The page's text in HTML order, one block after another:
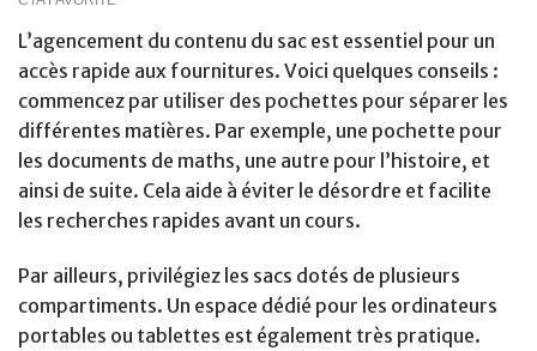
L’agencement du contenu du sac est essentiel pour un
accès rapide aux fournitures. Voici quelques conseils :
commencez par utiliser des pochettes pour séparer les
différentes matières. Par exemple, une pochette pour
les documents de maths, une autre pour l’histoire, et
ainsi de suite. Cela aide à éviter le désordre et facilite
les recherches rapides avant un cours.
Par ailleurs, privilégiez les sacs dotés de plusieurs
compartiments. Un espace dédié pour les ordinateurs
portables ou tablettes est également très pratique.